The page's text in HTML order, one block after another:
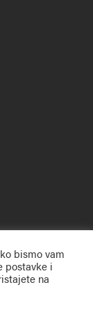
bismo vam
postavke i
na